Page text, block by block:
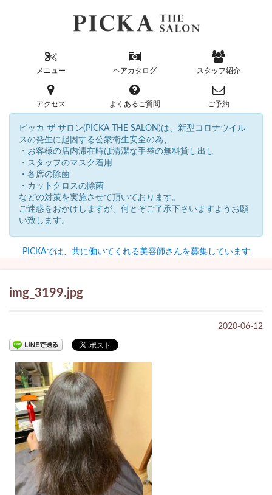
メニュー ヘアカタログ スタッフ紹介
アクセス よくあるご質問 ご予約
ピッカ ザ サロン(PICKA THE SALON)は、新型コロナウイル
スの発生に起因する公衆衛生安全の為、
・お客様の店内滞在時は清潔な手袋の無料貸し出し
・スタッフのマスク着用
・各席の除菌
・カットクロスの除菌
などの対策を実施させて頂いております。
ご迷惑をおかけしますが、何とぞご了承下さいますようお願
い致します。
PICKAでは、共に働いてくれる美容師さんを募集しています
img_3199.jpg
2020-06-12